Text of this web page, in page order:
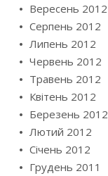
Вересень 2012
Серпень 2012
Липень 2012
Червень 2012
Травень 2012
Квітень 2012
Березень 2012
Лютий 2012
Січень 2012
Грудень 2011